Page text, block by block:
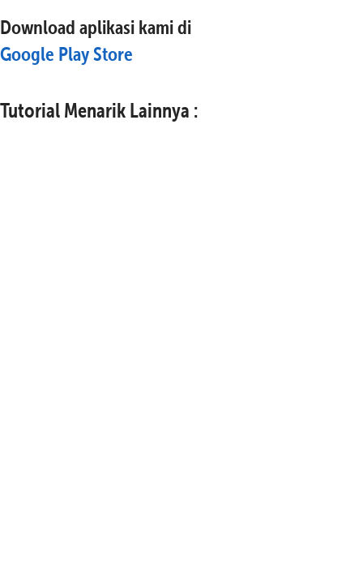
Download aplikasi kami di
Google Play Store
Tutorial Menarik Lainnya :